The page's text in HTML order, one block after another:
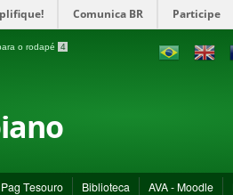
Comunica BR Participe
o rodapé 4
Pag Tesouro Biblioteca AVA - Moodle